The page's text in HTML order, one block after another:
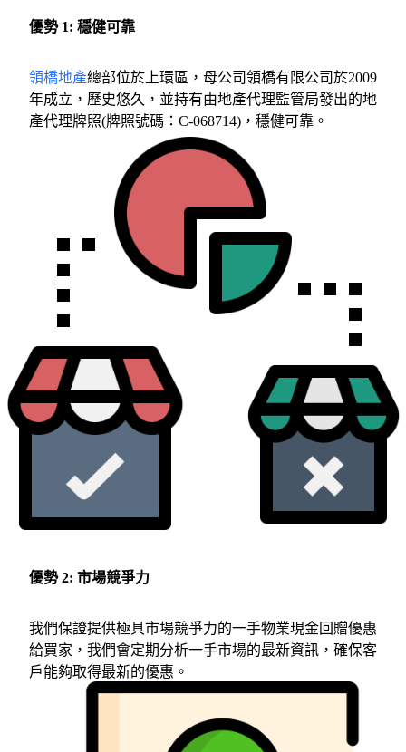
優勢 1: 穩健可靠
領橋地產總部位於上環區，母公司領橋有限公司於2009
年成立，歷史悠久，並持有由地產代理監管局發出的地
產代理牌照(牌照號碼：C-068714)，穩健可靠。
優勢 2: 市場競爭力
我們保證提供極具市場競爭力的一手物業現金回贈優惠
給買家，我們會定期分析一手市場的最新資訊，確保客
戶能夠取得最新的優惠。